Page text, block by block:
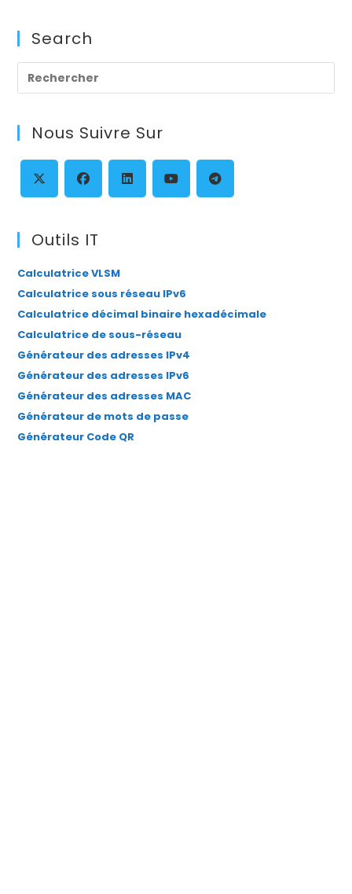
Search
Nous Suivre Sur
dans
un
nouvel
onglet
dans
nouvel
onglet
nouvel
onglet onglet
Outils IT
Calculatrice VLSM
Calculatrice sous réseau IPv6
Calculatrice décimal binaire hexadécimale
Calculatrice de sous-réseau
Générateur des adresses IPv4
Générateur des adresses IPv6
Générateur des adresses MAC
Générateur de mots de passe
Générateur Code QR